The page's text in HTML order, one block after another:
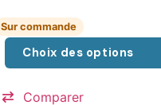
Sur commande
Choix des options
Comparer